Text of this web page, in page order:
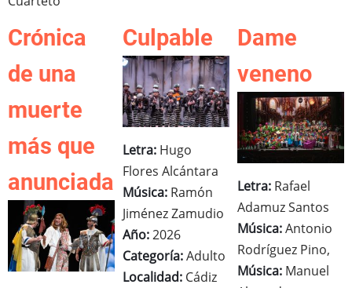
Crónica
de una
muerte
más que
anunciada
Culpable
Letra: Hugo
Flores Alcántara
Música: Ramón
Jiménez Zamudio
Año:2026
Categoría:Adulto
Localidad: Cádiz
Dame
veneno
Letra: Rafael
Adamuz Santos
Música:Antonio
Rodríguez Pino,
Música: Manuel